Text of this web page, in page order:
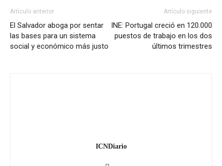
Artículo anterior
El Salvador aboga por sentar
las bases para un sistema
social y económico más justo
Artículo siguiente
INE: Portugal creció en 120.000
puestos de trabajo en los dos
últimos trimestres
ICNDiario